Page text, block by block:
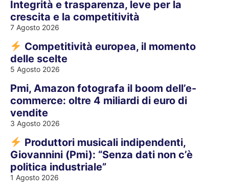
Integrità e trasparenza, leve per la
crescita e la competitività
7 Agosto 2026
Competitività europea, il momento
delle scelte
5 Agosto 2026
Pmi, Amazon fotografa il boom dell’e-
commerce: oltre 4 miliardi di euro di
vendite
3 Agosto 2026
Produttori musicali indipendenti,
Giovannini (Pmi): “Senza dati non c’è
politica industriale”
1 Agosto 2026